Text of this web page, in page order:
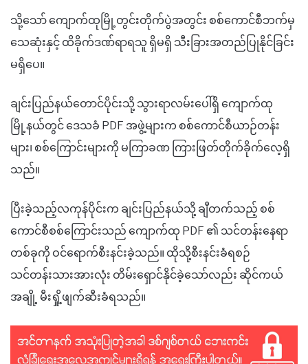
သို့သော် ကျောက်ထုမြို့တွင်းတိုက်ပွဲအတွင်း စစ်ကောင်စီဘက်မှ
သေဆုံးနှင့် ထိခိုက်ဒဏ်ရာရသူ ရှိမရှိ သီးခြားအတည်ပြုနိုင်ခြင်း
မရှိပေ။
ချင်းပြည်နယ်တောင်ပိုင်းသို့ သွားရာလမ်းပေါ်ရှိ ကျောက်ထု
မြို့နယ်တွင် ဒေသခံ PDF အဖွဲ့များက စစ်ကောင်စီယာဉ်တန်း
များ၊ စစ်ကြောင်းများကို မကြာခဏ ကြားဖြတ်တိုက်ခိုက်လေ့ရှိ
သည်။
ပြီးခဲ့သည့်လကုန်ပိုင်းက ချင်းပြည်နယ်သို့ ချီတက်သည့် စစ်
ကောင်စီစစ်ကြောင်းသည် ကျောက်ထု PDF ၏ သင်တန်းနေရာ
တစ်ခုကို ဝင်ရောက်စီးနင်းခဲ့သည်။ ထိုသို့စီးနင်းခံရစဉ်
သင်တန်းသားအားလုံး တိမ်းရှောင်နိုင်ခဲ့သော်လည်း ဆိုင်ကယ်
အချို့ မီးရှို့ဖျက်ဆီးခံရသည်။​